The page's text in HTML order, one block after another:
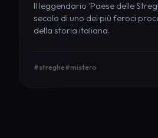
Il leggendario 'Paese delle
secolo di uno dei più feroci
della storia italiana.
#streghe#mistero